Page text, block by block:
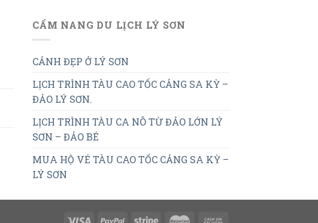
CẨM NANG DU LỊCH LÝ SƠN
CẢNH ĐẸP Ở LÝ SƠN
LỊCH TRÌNH TÀU CAO TỐC CẢNG SA KỲ –
ĐẢO LÝ SƠN.
LỊCH TRÌNH TÀU CA NÔ TỪ ĐẢO LỚN LÝ
SƠN – ĐẢO BÉ
MUA HỘ VÉ TÀU CAO TỐC CẢNG SA KỲ –
LÝ SƠN